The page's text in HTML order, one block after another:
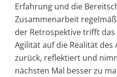
Erfahrung und die
Zusammenarbeit
der Retrospektive trifft
Agilität auf die Realität des
zurück, reflektiert und
nächsten Mal besser zu